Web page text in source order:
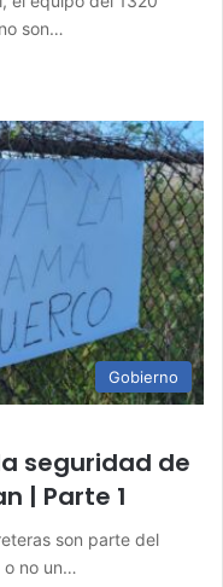
son…
Gobierno
seguridad de
| Parte 1
son parte del
o no un…